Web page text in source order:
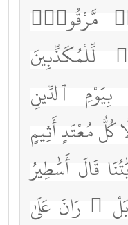
مَّرْقُومٌۭ
ٱلدِّينِ
كُلُّ مُعْتَدٍ أَثِيمٍ
قَالَ أَسَٰطِيرُ
رَانَ عَلَىٰ